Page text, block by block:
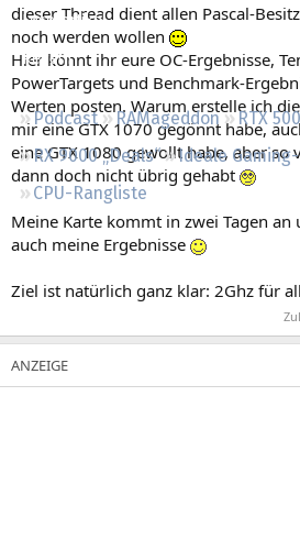
Leserartikel
Regeln
Podcast RAMageddon
RTX
RX 9000 „Deals“
Ideale Gaming-
CPU-Rangliste
dieser Thread dient allen Pascal-
noch werden wollen
Hier könnt ihr eure OC-Ergebnisse,
PowerTargets und Benchmark-
Werten posten. Warum erstelle ich
mir eine GTX 1070 gegönnt habe,
eine GTX 1080 gewollt habe, aber so
dann doch nicht übrig gehabt
Meine Karte kommt in zwei Tagen an
auch meine Ergebnisse
Ziel ist natürlich ganz klar: 2Ghz für